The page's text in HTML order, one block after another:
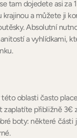
tam dojedete asi za
krajinou a můžete ji
Absolutní
a vyhlídkami,
této oblasti často
zaplatíte přibližně 3€
boty: některé části